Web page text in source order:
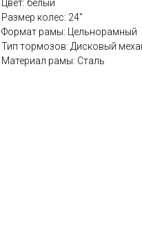
Цвет: белый
Размер колес: 24''
Формат рамы: Цельнорамный
Тип тормозов: Дисковый
Материал рамы: Сталь